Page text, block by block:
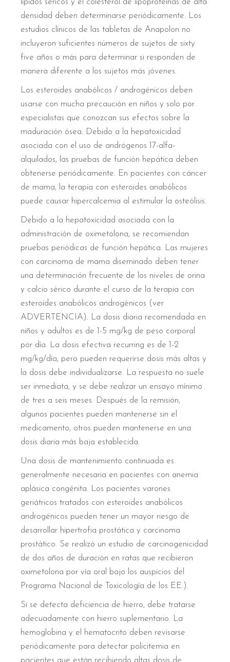
densidad deben determinarse periódicamente. Los
estudios clínicos de las tabletas de Anapolon no
incluyeron suficientes números de sujetos de sixty
five años o más para determinar si responden de
manera diferente a los sujetos más jóvenes.
Los esteroides anabólicos / androgénicos deben
usarse con mucha precaución en niños y solo por
especialistas que conozcan sus efectos sobre la
maduración ósea. Debido a la hepatoxicidad
asociada con el uso de andrógenos 17-alfa-
alquilados, las pruebas de función hepática deben
obtenerse periódicamente. En pacientes con cáncer
de mama, la terapia con esteroides anabólicos
puede causar hipercalcemia al estimular la osteólisis.
Debido a la hepatoxicidad asociada con la
administración de oximetolona, se recomiendan
pruebas periódicas de función hepática. Las mujeres
con carcinoma de mama diseminado deben tener
una determinación frecuente de los niveles de orina
y calcio sérico durante el curso de la terapia con
esteroides anabólicos androgénicos (ver
ADVERTENCIA). La dosis diaria recomendada en
niños y adultos es de 1-5 mg/kg de peso corporal
por día. La dosis efectiva recurring es de 1-2
mg/kg/día, pero pueden requerirse dosis más altas y
la dosis debe individualizarse. La respuesta no suele
ser inmediata, y se debe realizar un ensayo mínimo
de tres a seis meses. Después de la remisión,
algunos pacientes pueden mantenerse sin el
medicamento, otros pueden mantenerse en una
dosis diaria más baja establecida.
Una dosis de mantenimiento continuada es
generalmente necesaria en pacientes con anemia
aplásica congénita. Los pacientes varones
geriátricos tratados con esteroides anabólicos
androgénicos pueden tener un mayor riesgo de
desarrollar hipertrofia prostática y carcinoma
prostático. Se realizó un estudio de carcinogenicidad
de dos años de duración en ratas que recibieron
oximetolona por vía oral bajo los auspicios del
Programa Nacional de Toxicología de los EE.).
Si se detecta deficiencia de hierro, debe tratarse
adecuadamente con hierro suplementario. La
hemoglobina y el hematocrito deben revisarse
periódicamente para detectar policitemia en
pacientes que están recibiendo altas dosis de